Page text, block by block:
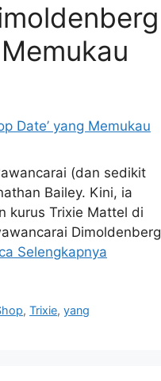
(dan sedikit
Bailey. Kini, ia
kurus Trixie Mattel di
Dimoldenberg
Selengkapnya
,Trixie,yang